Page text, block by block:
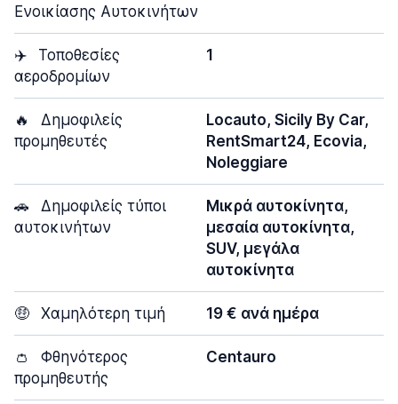
Ενοικίασης Αυτοκινήτων
✈️
Τοποθεσίες
αεροδρομίων
1
🔥
Δημοφιλείς
προμηθευτές
Locauto, Sicily By Car,
RentSmart24, Ecovia,
Noleggiare
🚗
Δημοφιλείς τύποι
αυτοκινήτων
Μικρά αυτοκίνητα,
μεσαία αυτοκίνητα,
SUV, μεγάλα
αυτοκίνητα
🤑 Χαμηλότερη τιμή 19 € ανά ημέρα
👛
Φθηνότερος
προμηθευτής
Centauro